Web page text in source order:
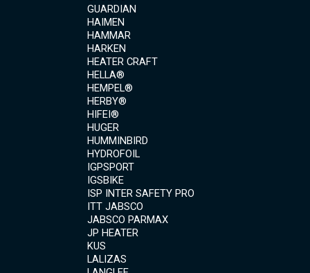
GUARDIAN
HAIMEN
HAMMAR
HARKEN
HEATER CRAFT
HELLA®
HEMPEL®
HERBY®
HIFEI®
HUGER
HUMMINBIRD
HYDROFOIL
IGPSPORT
IGSBIKE
ISP INTER SAFETY PRO
ITT JABSCO
JABSCO PARMAX
JP HEATER
KUS
LALIZAS